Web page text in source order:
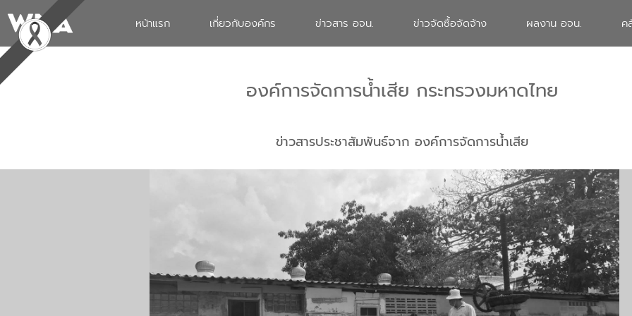
หน้าแรก เกี่ยวกับองค์กร ข่าวสาร อจน. ข่าวจัดซื้อจัดจ้าง ผลงาน อจน. ค
องค์การจัดการน้ำเสีย กระทรวงมหาดไทย
ข่าวสารประชาสัมพันธ์จาก องค์การจัดการน้ำเสีย